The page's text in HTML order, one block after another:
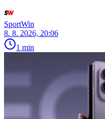
SportWin
8. 8. 2026, 20:06
1 min